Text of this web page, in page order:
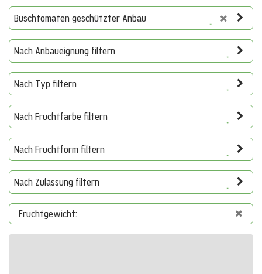
Buschtomaten geschützter Anbau
Nach Anbaueignung filtern
Nach Typ filtern
Nach Fruchtfarbe filtern
Nach Fruchtform filtern
Nach Zulassung filtern
Fruchtgewicht: